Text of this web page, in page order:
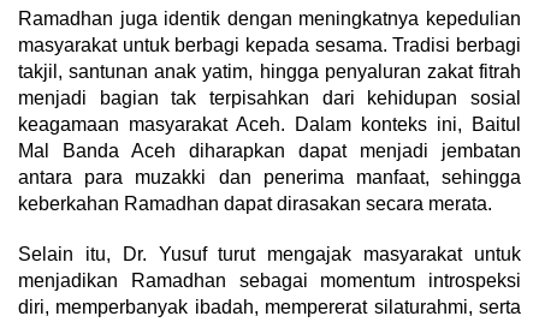
Ramadhan juga identik dengan meningkatnya kepedulian
masyarakat untuk berbagi kepada sesama. Tradisi berbagi
takjil, santunan anak yatim, hingga penyaluran zakat fitrah
menjadi bagian tak terpisahkan dari kehidupan sosial
keagamaan masyarakat Aceh. Dalam konteks ini, Baitul
Mal Banda Aceh diharapkan dapat menjadi jembatan
antara para muzakki dan penerima manfaat, sehingga
keberkahan Ramadhan dapat dirasakan secara merata.
Selain itu, Dr. Yusuf turut mengajak masyarakat untuk
menjadikan Ramadhan sebagai momentum introspeksi
diri, memperbanyak ibadah, mempererat silaturahmi, serta